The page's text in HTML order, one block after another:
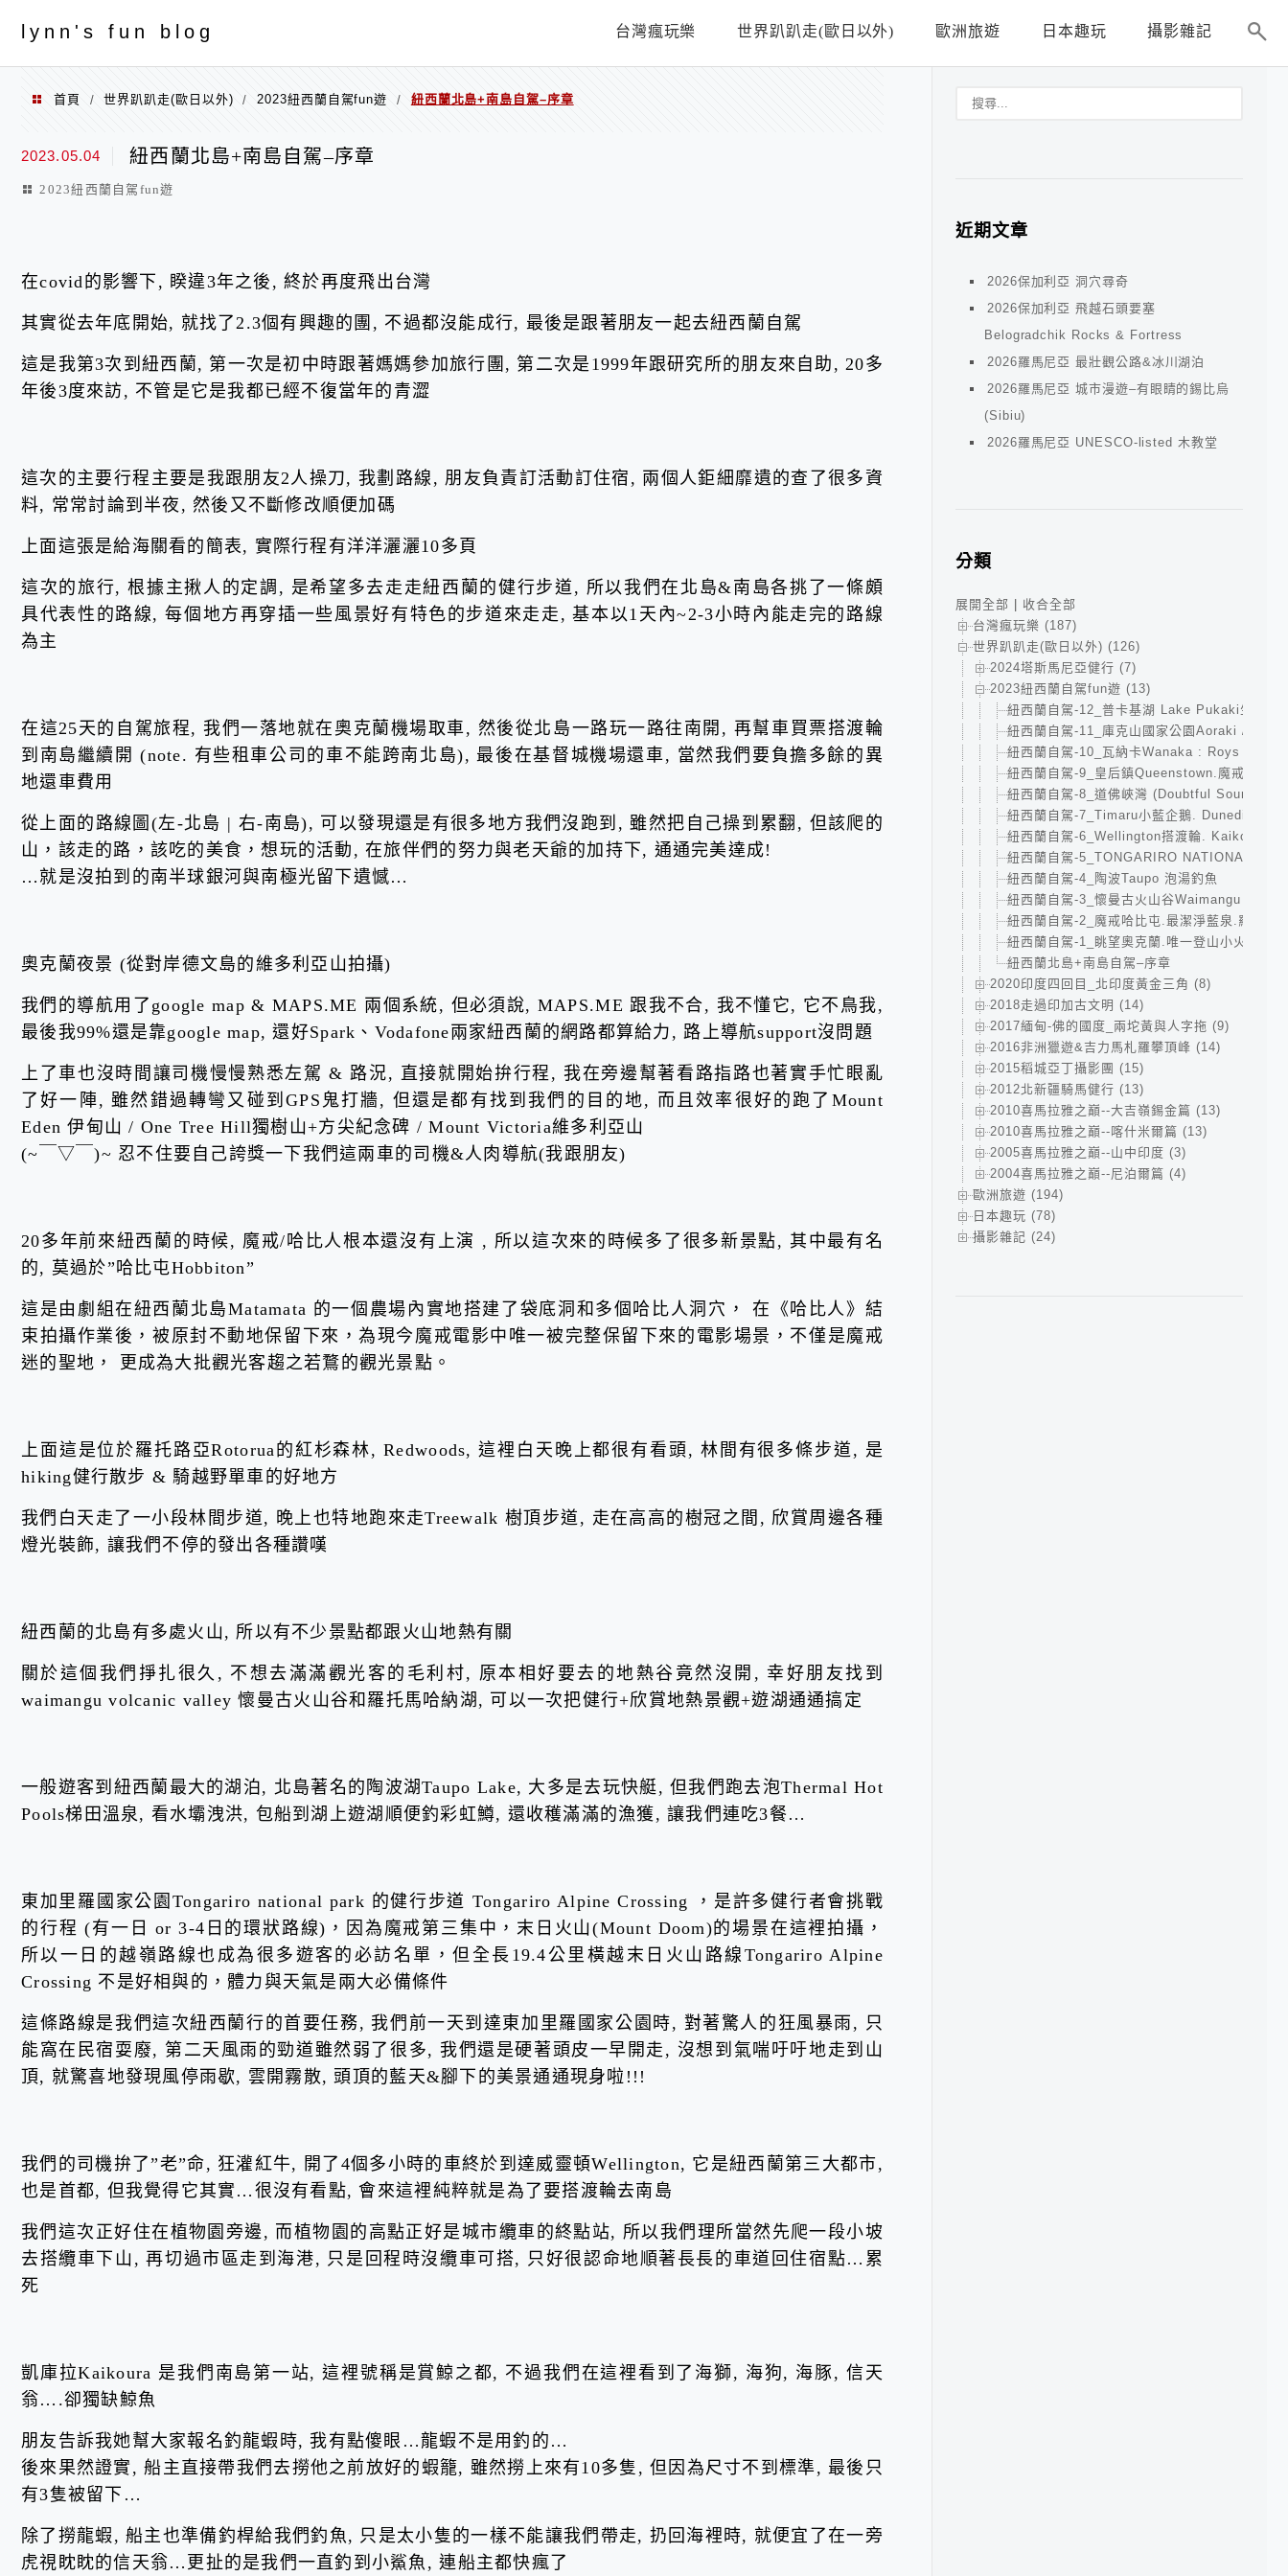
ly nn's fun blog 台灣瘋玩樂 世界趴趴走(歐日以外) 歐洲旅遊 日本趣玩 攝影雜記
首頁 / 世界趴趴走(歐日以外) / 2023紐西蘭自駕fun遊 / 紐西蘭北島+南島自駕–序章
2023.05.04 紐西蘭北島+南島自駕–序章
2023紐西蘭自駕fun遊
在covid的影響下, 睽違3年之後, 終於再度飛出台灣
其實從去年底開始, 就找了2.3個有興趣的團, 不過都沒能成行, 最後是跟著朋友一起去紐西蘭自駕
這是我第3次到紐西蘭, 第一次是初中時跟著媽媽參加旅行團, 第二次是1999年跟研究所的朋友來自助, 20多
年後3度來訪, 不管是它是我都已經不復當年的青澀
這次的主要行程主要是我跟朋友2人操刀, 我劃路線, 朋友負責訂活動訂住宿, 兩個人鉅細靡遺的查了很多資
料, 常常討論到半夜, 然後又不斷修改順便加碼
上面這張是給海關看的簡表, 實際行程有洋洋灑灑10多頁
這次的旅行, 根據主揪人的定調, 是希望多去走走紐西蘭的健行步道, 所以我們在北島&南島各挑了一條頗
具代表性的路線, 每個地方再穿插一些風景好有特色的步道來走走, 基本以1天內~2-3小時內能走完的路線
為主
在這25天的自駕旅程, 我們一落地就在奧克蘭機場取車, 然後從北島一路玩一路往南開, 再幫車買票搭渡輪
到南島繼續開 (note. 有些租車公司的車不能跨南北島), 最後在基督城機場還車, 當然我們要負擔多餘的異
地還車費用
從上面的路線圖(左-北島 | 右-南島), 可以發現還是有很多地方我們沒跑到, 雖然把自己操到累翻, 但該爬的
山，該走的路，該吃的美食，想玩的活動, 在旅伴們的努力與老天爺的加持下, 通通完美達成!
…就是沒拍到的南半球銀河與南極光留下遺憾…
奧克蘭夜景 (從對岸德文島的維多利亞山拍攝)
我們的導航用了google map & MAPS.ME 兩個系統, 但必須說, MAPS.ME 跟我不合, 我不懂它, 它不鳥我,
最後我99%還是靠google map, 還好Spark、Vodafone兩家紐西蘭的網路都算給力, 路上導航support沒問題
上了車也沒時間讓司機慢慢熟悉左駕 & 路況, 直接就開始拚行程, 我在旁邊幫著看路指路也著實手忙眼亂
了好一陣, 雖然錯過轉彎又碰到GPS鬼打牆, 但還是都有找到我們的目的地, 而且效率很好的跑了Mount
Eden 伊甸山 / One Tree Hill獨樹山+方尖紀念碑 / Mount Victoria維多利亞山
(~￣▽￣)~ 忍不住要自己誇獎一下我們這兩車的司機&人肉導航(我跟朋友)
20多年前來紐西蘭的時候, 魔戒/哈比人根本還沒有上演 , 所以這次來的時候多了很多新景點, 其中最有名
的, 莫過於”哈比屯Hobbiton”
這是由劇組在紐西蘭北島Matamata 的一個農場內實地搭建了袋底洞和多個哈比人洞穴， 在《哈比人》結
束拍攝作業後，被原封不動地保留下來，為現今魔戒電影中唯一被完整保留下來的電影場景，不僅是魔戒
迷的聖地， 更成為大批觀光客趨之若鶩的觀光景點。
上面這是位於羅托路亞Rotorua的紅杉森林, Redwoods, 這裡白天晚上都很有看頭, 林間有很多條步道, 是
hiking健行散步 & 騎越野單車的好地方
我們白天走了一小段林間步道, 晚上也特地跑來走Treewalk 樹頂步道, 走在高高的樹冠之間, 欣賞周邊各種
燈光裝飾, 讓我們不停的發出各種讚嘆
紐西蘭的北島有多處火山, 所以有不少景點都跟火山地熱有關
關於這個我們掙扎很久, 不想去滿滿觀光客的毛利村, 原本相好要去的地熱谷竟然沒開, 幸好朋友找到
waimangu volcanic valley 懷曼古火山谷和羅托馬哈納湖, 可以一次把健行+欣賞地熱景觀+遊湖通通搞定
一般遊客到紐西蘭最大的湖泊, 北島著名的陶波湖Taupo Lake, 大多是去玩快艇, 但我們跑去泡Thermal Hot
Pools梯田溫泉, 看水壩洩洪, 包船到湖上遊湖順便釣彩虹鱒, 還收穫滿滿的漁獲, 讓我們連吃3餐…
東加里羅國家公園Tongariro national park 的健行步道 Tongariro Alpine Crossing ，是許多健行者會挑戰
的行程 (有一日 or 3-4日的環狀路線)，因為魔戒第三集中，末日火山(Mount Doom)的場景在這裡拍攝，
所以一日的越嶺路線也成為很多遊客的必訪名單，但全長19.4公里橫越末日火山路線Tongariro Alpine
Crossing 不是好相與的，體力與天氣是兩大必備條件
這條路線是我們這次紐西蘭行的首要任務, 我們前一天到達東加里羅國家公園時, 對著驚人的狂風暴雨, 只
能窩在民宿耍廢, 第二天風雨的勁道雖然弱了很多, 我們還是硬著頭皮一早開走, 沒想到氣喘吁吁地走到山
頂, 就驚喜地發現風停雨歇, 雲開霧散, 頭頂的藍天&腳下的美景通通現身啦!!!
我們的司機拚了”老”命, 狂灌紅牛, 開了4個多小時的車終於到達威靈頓Wellington, 它是紐西蘭第三大都市,
也是首都, 但我覺得它其實…很沒有看點, 會來這裡純粹就是為了要搭渡輪去南島
我們這次正好住在植物園旁邊, 而植物園的高點正好是城市纜車的終點站, 所以我們理所當然先爬一段小坡
去搭纜車下山, 再切過市區走到海港, 只是回程時沒纜車可搭, 只好很認命地順著長長的車道回住宿點…累
死
凱庫拉Kaikoura 是我們南島第一站, 這裡號稱是賞鯨之都, 不過我們在這裡看到了海獅, 海狗, 海豚, 信天
翁….卻獨缺鯨魚
朋友告訴我她幫大家報名釣龍蝦時, 我有點傻眼…龍蝦不是用釣的…
後來果然證實, 船主直接帶我們去撈他之前放好的蝦籠, 雖然撈上來有10多隻, 但因為尺寸不到標準, 最後只
有3隻被留下…
除了撈龍蝦, 船主也準備釣桿給我們釣魚, 只是太小隻的一樣不能讓我們帶走, 扔回海裡時, 就便宜了在一旁
虎視眈眈的信天翁…更扯的是我們一直釣到小鯊魚, 連船主都快瘋了
近期文章
2026保加利亞 洞穴尋奇
2026保加利亞 飛越石頭要塞
Belogradchik Rocks & Fortress
2026羅馬尼亞 最壯觀公路&冰川湖泊
2026羅馬尼亞 城市漫遊–有眼睛的錫比烏
(Sibiu)
2026羅馬尼亞 UNESCO-listed 木教堂
分類
展開全部
收合全部
台灣瘋玩樂 (187)
世界趴趴走(歐日以外) (126)
2024塔斯馬尼亞健行 (7)
2023紐西蘭自駕fun遊 (13)
紐西蘭自駕-12_普卡基湖 Lake Pukaki生鮭
紐西蘭自駕-11_庫克山國家公園Aoraki /Mt.
紐西蘭自駕-10_瓦納卡Wanaka : Roys Peak
紐西蘭自駕-9_皇后鎮Queenstown.魔戒小鎮
紐西蘭自駕-8_道佛峽灣 (Doubtful Sound)3天
紐西蘭自駕-7_Timaru小藍企鵝. Dunedin城堡
紐西蘭自駕-6_Wellington搭渡輪. Kaikoura抓
紐西蘭自駕-5_TONGARIRO NATIONAL
紐西蘭自駕-4_陶波Taupo 泡湯釣魚
紐西蘭自駕-3_懷曼古火山谷Waimangu
紐西蘭自駕-2_魔戒哈比屯.最潔淨藍泉.羅托路
紐西蘭自駕-1_眺望奧克蘭.唯一登山小火車.無
紐西蘭北島+南島自駕–序章
2020印度四回目_北印度黃金三角 (8)
2018走過印加古文明 (14)
2017緬甸-佛的國度_兩坨黃與人字拖 (9)
2016非洲獵遊&吉力馬札羅攀頂峰 (14)
2015稻城亞丁攝影團 (15)
2012北新疆騎馬健行 (13)
2010喜馬拉雅之巔--大吉嶺錫金篇 (13)
2010喜馬拉雅之巔--喀什米爾篇 (13)
2005喜馬拉雅之巔--山中印度 (3)
2004喜馬拉雅之巔--尼泊爾篇 (4)
歐洲旅遊 (194)
日本趣玩 (78)
攝影雜記 (24)